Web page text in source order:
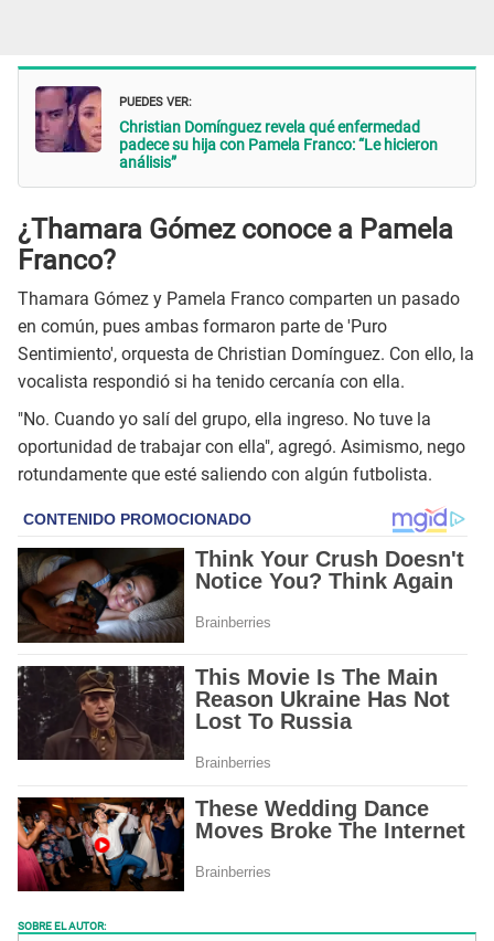
PUEDES VER:
Christian Domínguez revela qué enfermedad
padece su hija con Pamela Franco: “Le hicieron
análisis”
¿Thamara Gómez conoce a Pamela
Franco?
Thamara Gómez y Pamela Franco comparten un pasado
en común, pues ambas formaron parte de 'Puro
Sentimiento', orquesta de Christian Domínguez. Con ello, la
vocalista respondió si ha tenido cercanía con ella.
"No. Cuando yo salí del grupo, ella ingreso. No tuve la
oportunidad de trabajar con ella", agregó. Asimismo, nego
rotundamente que esté saliendo con algún futbolista.
SOBRE EL AUTOR: